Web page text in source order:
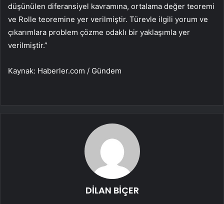
düşünülen diferansiyel kavramına, ortalama değer teoremi
ve Rolle teoremine yer verilmiştir. Türevle ilgili yorum ve
çıkarımlara problem çözme odaklı bir yaklaşımla yer
verilmiştir.”
Kaynak: Haberler.com / Gündem
DİLAN BİÇER